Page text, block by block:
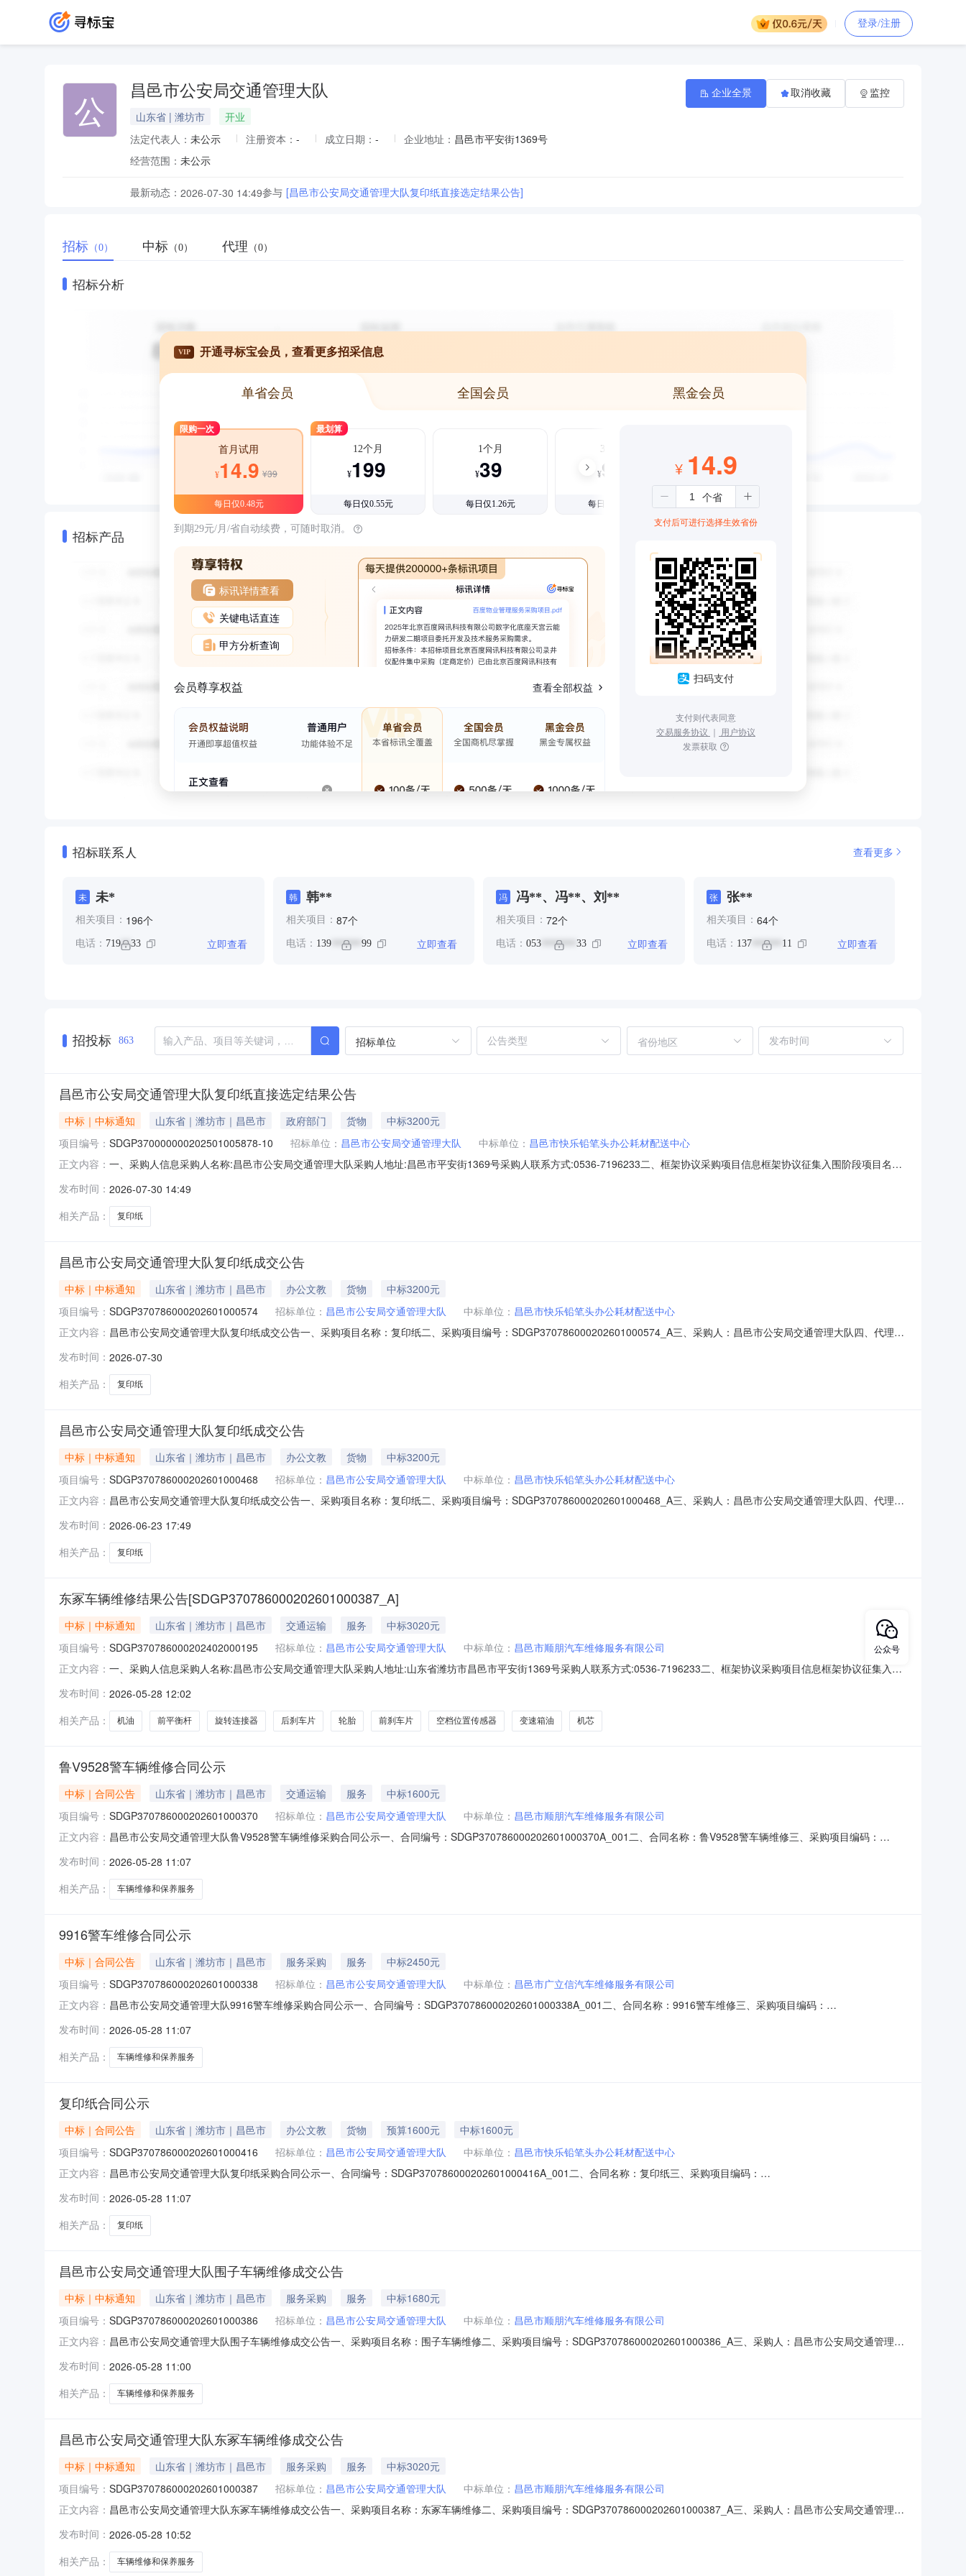
登录/注册
公 昌邑市公安局交通管理大队
山东省 | 潍坊市
开业
法定代表人： 未公示 注册资本： - 成立日期： - 企业地址： 昌邑市平安街1369号
经营范围： 未公示
最新动态： 2026-07-30 14:49参与 [昌邑市公安局交通管理大队复印纸直接选定结果公告]
企业全景 取消收藏 监控
招标 （0） 中标 （0） 代理 （0）
招标分析
招标产品
VIP 开通寻标宝会员，查看更多招采信息
单省会员 全国会员 黑金会员
限购一次
首月试用
¥14.9 ¥39
每日仅0.48元
最划算
12个月
¥199
每日仅0.55元
1个月
¥39
每日仅1.26元
3个月
¥99
每日仅1.08元
到期29元/月/省自动续费，可随时取消。
标讯详情查看
关键电话直连
甲方分析查询
会员尊享权益 查看全部权益
¥ 14.9
支付后可进行选择生效省份
扫码支付
支付则代表同意
交易服务协议 ｜ 用户协议
发票获取
招标联系人 查看更多
未 未*
相关项目： 196个
电话： 719**33 立即查看
韩 韩**
相关项目： 87个
电话： 139****** 99 立即查看
冯 冯**、冯**、刘**
相关项目： 72个
电话： 053 ******* 33 立即查看
张 张**
相关项目： 64个
电话： 137 ****** 11 立即查看
招投标 863 招标单位 省份地区
昌邑市公安局交通管理大队复印纸直接选定结果公告
中标｜中标通知 山东省｜潍坊市｜昌邑市 政府部门 货物
中标3200元
项目编号： SDGP370000000202501005878-10 招标单位： 昌邑市公安局交通管理大队 中标单位： 昌邑市快乐铅笔头办公耗材配送中心
正文内容： 一、采购人信息采购人名称:昌邑市公安局交通管理大队采购人地址:昌邑市平安街1369号采购人联系方式:0536-7196233二、框架协议采购项目信息框架协议征集入围阶段项目名
名称:昌邑市公安局交通管理大队采购订单框架协议合同授予阶段项目编号:SDGP370786000202601000574_A三、成交供应商信息成交供应商名称:
发布时间： 2026-07-30 14:49
相关产品：
复印纸
昌邑市公安局交通管理大队复印纸成交公告
中标｜中标通知 山东省｜潍坊市｜昌邑市 办公文教 货物
中标3200元
项目编号： SDGP370786000202601000574 招标单位： 昌邑市公安局交通管理大队 中标单位： 昌邑市快乐铅笔头办公耗材配送中心
正文内容： 昌邑市公安局交通管理大队复印纸成交公告一、采购项目名称：复印纸二、采购项目编号：SDGP370786000202601000574_A三、采购人：昌邑市公安局交通管理大队四、代理机
20.0000003200.000000元七、采购小组成员：无八、项目联系人信息：冯晓晓联系电话:0536-7196233
发布时间： 2026-07-30
相关产品：
复印纸
昌邑市公安局交通管理大队复印纸成交公告
中标｜中标通知 山东省｜潍坊市｜昌邑市 办公文教 货物
中标3200元
项目编号： SDGP370786000202601000468 招标单位： 昌邑市公安局交通管理大队 中标单位： 昌邑市快乐铅笔头办公耗材配送中心
正文内容： 昌邑市公安局交通管理大队复印纸成交公告一、采购项目名称：复印纸二、采购项目编号：SDGP370786000202601000468_A三、采购人：昌邑市公安局交通管理大队四、代理机
20.0000003200.000000元七、采购小组成员：无八、项目联系人信息：冯晓晓联系电话:0536-7196233
发布时间： 2026-06-23 17:49
相关产品：
复印纸
东冢车辆维修结果公告[SDGP370786000202601000387_A]
中标｜中标通知 山东省｜潍坊市｜昌邑市 交通运输 服务
中标3020元
项目编号： SDGP370786000202402000195 招标单位： 昌邑市公安局交通管理大队 中标单位： 昌邑市顺朋汽车维修服务有限公司
正文内容： 一、采购人信息采购人名称:昌邑市公安局交通管理大队采购人地址:山东省潍坊市昌邑市平安街1369号采购人联系方式:0536-7196233二、框架协议采购项目信息框架协议征集入围
维修框架协议合同授予阶段项目编号:SDGP370786000202601000387_A三、成交供应商信息成交供应商名称:昌邑市顺朋汽车维修服务有限公司成交供应
发布时间： 2026-05-28 12:02
相关产品：
机油 前平衡杆 旋转连接器 后刹车片 轮胎 前刹车片 空档位置传感器 变速箱油 机芯
鲁V9528警车辆维修合同公示
中标｜合同公告 山东省｜潍坊市｜昌邑市 交通运输 服务
中标1600元
项目编号： SDGP370786000202601000370 招标单位： 昌邑市公安局交通管理大队 中标单位： 昌邑市顺朋汽车维修服务有限公司
正文内容： 昌邑市公安局交通管理大队鲁V9528警车辆维修采购合同公示一、合同编号：SDGP370786000202601000370A_001二、合同名称：鲁V9528警车辆维修三、采购项目编码：
（乙方）：昌邑市顺朋汽车维修服务有限公司地址：山东省潍坊市昌邑市北海路与院校街交叉口向北800米联系方式：15864338222六、合同主要信
发布时间： 2026-05-28 11:07
相关产品：
车辆维修和保养服务
9916警车维修合同公示
中标｜合同公告 山东省｜潍坊市｜昌邑市 服务采购 服务
中标2450元
项目编号： SDGP370786000202601000338 招标单位： 昌邑市公安局交通管理大队 中标单位： 昌邑市广立信汽车维修服务有限公司
正文内容： 昌邑市公安局交通管理大队9916警车维修采购合同公示一、合同编号：SDGP370786000202601000338A_001二、合同名称：9916警车维修三、采购项目编码：
方）：昌邑市广立信汽车维修服务有限公司地址：山东省潍坊市昌邑市奎聚街道院校街469号联系方式：13780899356六、合同主要信息主要标的名称规格型号（或
发布时间： 2026-05-28 11:07
相关产品：
车辆维修和保养服务
复印纸合同公示
中标｜合同公告 山东省｜潍坊市｜昌邑市 办公文教 货物 预算1600元
中标1600元
项目编号： SDGP370786000202601000416 招标单位： 昌邑市公安局交通管理大队 中标单位： 昌邑市快乐铅笔头办公耗材配送中心
正文内容： 昌邑市公安局交通管理大队复印纸采购合同公示一、合同编号：SDGP370786000202601000416A_001二、合同名称：复印纸三、采购项目编码：
邑市快乐铅笔头办公耗材配送中心地址：山东省潍坊市昌邑市奎聚路147-41号(文苑小区沿街楼)联系方式：13853621998六、合同主要信息主要标的名称规格型号（或服务要求）主
要
发布时间： 2026-05-28 11:07
相关产品：
复印纸
昌邑市公安局交通管理大队围子车辆维修成交公告
中标｜中标通知 山东省｜潍坊市｜昌邑市 服务采购 服务
中标1680元
项目编号： SDGP370786000202601000386 招标单位： 昌邑市公安局交通管理大队 中标单位： 昌邑市顺朋汽车维修服务有限公司
正文内容： 昌邑市公安局交通管理大队围子车辆维修成交公告一、采购项目名称：围子车辆维修二、采购项目编号：SDGP370786000202601000386_A三、采购人：昌邑市公安局交通管理大
汽车维修服务有限公司1.0000001680.000000元七、采购小组成员：无八、项目联系人信息：冯晓晓联系电话:0536-7196233
发布时间： 2026-05-28 11:00
相关产品：
车辆维修和保养服务
昌邑市公安局交通管理大队东冢车辆维修成交公告
中标｜中标通知 山东省｜潍坊市｜昌邑市 服务采购 服务
中标3020元
项目编号： SDGP370786000202601000387 招标单位： 昌邑市公安局交通管理大队 中标单位： 昌邑市顺朋汽车维修服务有限公司
正文内容： 昌邑市公安局交通管理大队东冢车辆维修成交公告一、采购项目名称：东冢车辆维修二、采购项目编号：SDGP370786000202601000387_A三、采购人：昌邑市公安局交通管理大
汽车维修服务有限公司2.0000003020.000000元七、采购小组成员：无八、项目联系人信息：冯晓晓联系电话:0536-7196233
发布时间： 2026-05-28 10:52
相关产品：
车辆维修和保养服务
公众号